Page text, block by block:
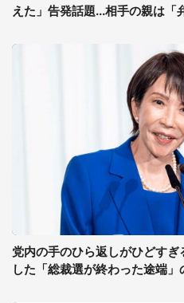
えた」告発話題...相手の親は「
党内の手のひら返しがひどす
した「総裁選が終わった途端」